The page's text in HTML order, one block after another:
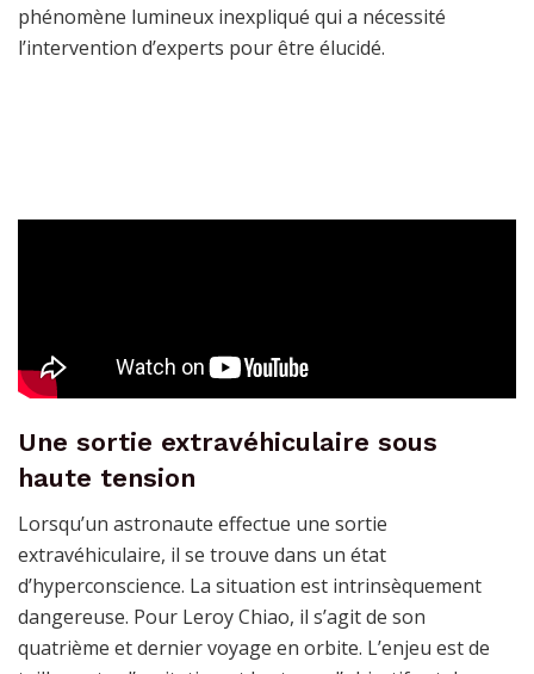
phénomène lumineux inexpliqué qui a nécessité
l’intervention d’experts pour être élucidé.
Une sortie extravéhiculaire sous
haute tension
Lorsqu’un astronaute effectue une sortie
extravéhiculaire, il se trouve dans un état
d’hyperconscience. La situation est intrinsèquement
dangereuse. Pour Leroy Chiao, il s’agit de son
quatrième et dernier voyage en orbite. L’enjeu est de